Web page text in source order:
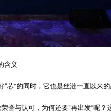
含义
”的同时，它也是丝涟一直以来的
誉与认可，为何还要“再出发”呢？